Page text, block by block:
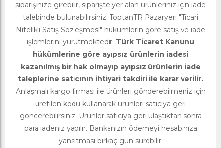
siparişinize girebilir, siparişte yer alan ürünleriniz için iade
talebinde bulunabilirsiniz. ToptanTR Pazaryeri "Ticari
Nitelikli Satış Sözleşmesi" hükümlerin göre satış ve iade
işlemlerini yürütmektedir. Türk Ticaret Kanunu
hükümlerine göre ayıpsız ürünlerin iadesi
kazanılmış bir hak olmayıp ayıpsız ürünlerin iade
taleplerine satıcının ihtiyari takdiri ile karar verilir.
Anlaşmalı kargo firması ile ürünleri gönderebilmeniz için
üretilen kodu kullanarak ürünleri satıcıya geri
gönderebilirsiniz. Ürünler satıcıya geri ulaştıktan sonra
para iadeniz yapılır. Bankanızın ödemeyi hesabınıza
yansıtması birkaç gün sürebilir.